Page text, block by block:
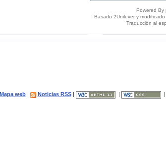
Powered By
Basado 2Unilever y modificado
Traducción al
Mapa web| Noticias RSS|